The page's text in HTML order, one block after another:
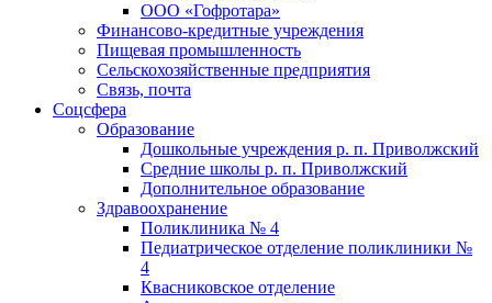
ООО «Гофротара»
Финансово-кредитные учреждения
Пищевая промышленность
Сельскохозяйственные предприятия
Связь, почта
Соцсфера
Образование
Дошкольные учреждения р. п. Приволжский
Средние школы р. п. Приволжский
Дополнительное образование
Здравоохранение
Поликлиника № 4
Педиатрическое отделение поликлиники №
4
Квасниковское отделение